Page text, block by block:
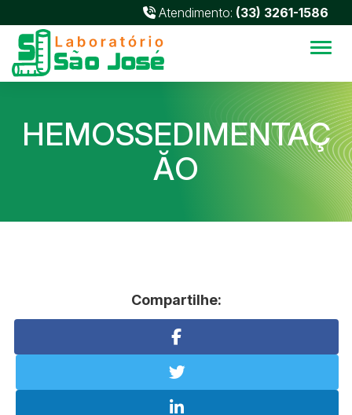
Atendimento: (33) 3261-1586
HEMOSSEDIMENTAÇ
ĂO
Compartilhe: